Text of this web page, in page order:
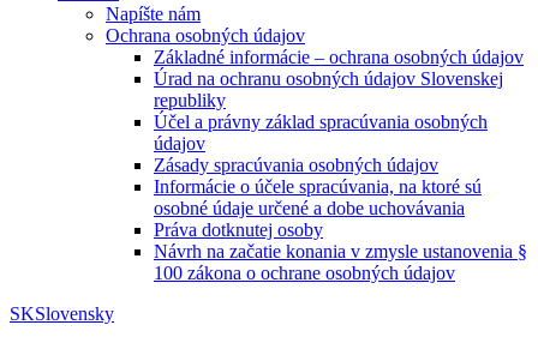
Napíšte nám
Ochrana osobných údajov
Základné informácie – ochrana osobných údajov
Úrad na ochranu osobných údajov Slovenskej
republiky
Účel a právny základ spracúvania osobných
údajov
Zásady spracúvania osobných údajov
Informácie o účele spracúvania, na ktoré sú
osobné údaje určené a dobe uchovávania
Práva dotknutej osoby
Návrh na začatie konania v zmysle ustanovenia §
100 zákona o ochrane osobných údajov
SKSlovensky